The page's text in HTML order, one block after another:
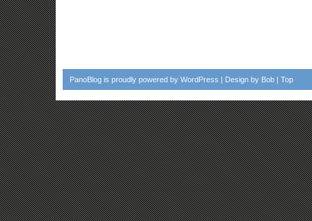
PanoBlog is proudly powered by WordPress | Design by Bob | Top